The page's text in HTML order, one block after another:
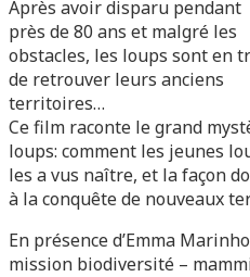
Après avoir disparu pendant
près de 80 ans et malgré les
obstacles, les loups sont en
de retrouver leurs anciens
territoires…
Ce film raconte le grand
loups: comment les jeunes
les a vus naître, et la façon
à la conquête de nouveaux
En présence d’Emma
mission biodiversité –